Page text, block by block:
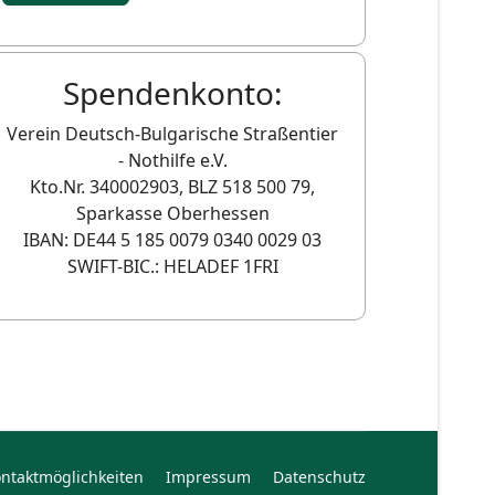
Spendenkonto:
Verein Deutsch-Bulgarische Straßentier
- Nothilfe e.V.
Kto.Nr. 340002903, BLZ 518 500 79,
Sparkasse Oberhessen
IBAN: DE44 5 185 0079 0340 0029 03
SWIFT-BIC.: HELADEF 1FRI
Impressum Datenschutz